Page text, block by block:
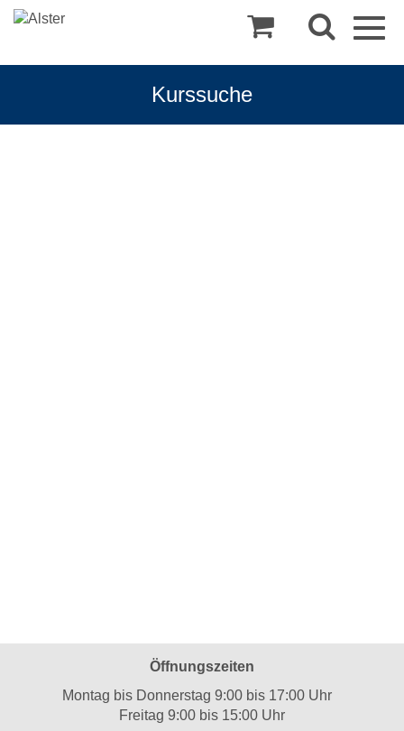
Kurssuche
Öffnungszeiten
Montag bis Donnerstag 9:00 bis 17:00 Uhr
Freitag 9:00 bis 15:00 Uhr